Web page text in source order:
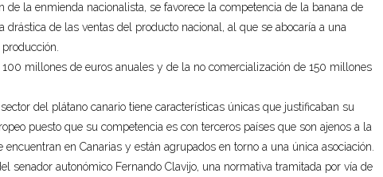
la enmienda nacionalista, se favorece la competencia de la banana de
drástica de las ventas del producto nacional, al que se abocaría a una
millones de euros anuales y de la no comercialización de 150 millones
del plátano canario tiene características únicas que justificaban su
puesto que su competencia es con terceros países que son ajenos a la
en Canarias y están agrupados en torno a una única asociación.
senador autonómico Fernando Clavijo, una normativa tramitada por vía de